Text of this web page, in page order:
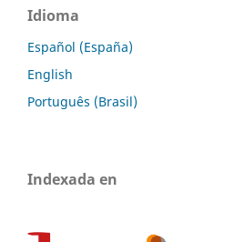
Idioma
Español (España)
English
Português (Brasil)
Indexada en